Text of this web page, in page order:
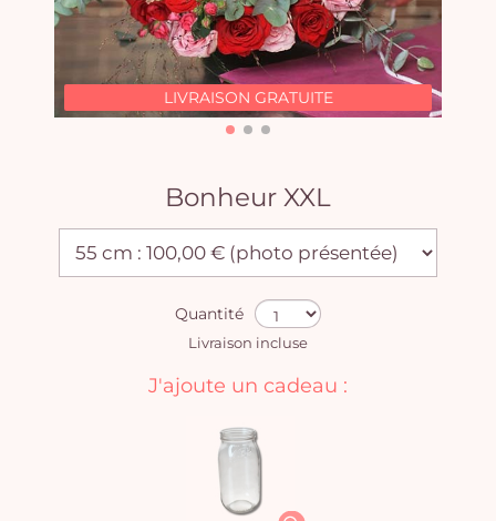
LIVRAISON GRATUITE
Bonheur XXL
Quantité
Livraison incluse
J'ajoute un cadeau :